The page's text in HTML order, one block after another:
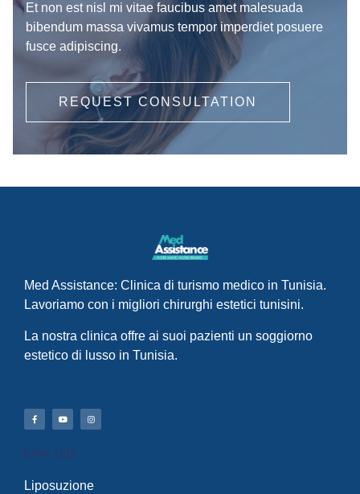
Et non est nisl mi vitae faucibus amet malesuada
bibendum massa vivamus tempor imperdiet posuere
fusce adipiscing.
REQUEST CONSULTATION
Med Assistance: Clinica di turismo medico in Tunisia.
Lavoriamo con i migliori chirurghi estetici tunisini.
La nostra clinica offre ai suoi pazienti un soggiorno
estetico di lusso in Tunisia.
Link utili
Liposuzione